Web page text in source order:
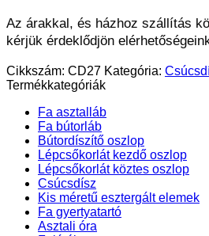
Az árakkal, és házhoz szállítás
kérjük érdeklődjön
Cikkszám: CD27 Kategória:
Termékkategóriák
Fa asztalláb
Fa bútorláb
Bútordíszítő oszlop
Lépcsőkorlát kezdő oszlop
Lépcsőkorlát köztes oszlop
Csúcsdísz
Kis méretű esztergált elemek
Fa gyertyatartó
Asztali óra